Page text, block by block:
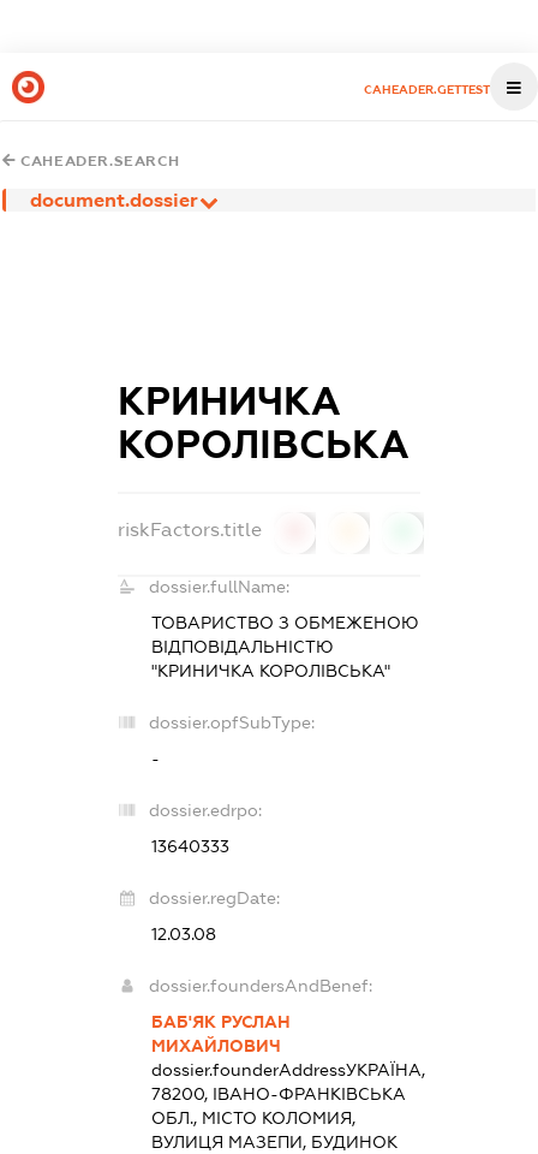
CAHEADER.GETTEST
CAHEADER.SEARCH
document.dossier
КРИНИЧКА
КОРОЛІВСЬКА
riskFactors.title
dossier.fullName:
ТОВАРИСТВО З ОБМЕЖЕНОЮ
ВІДПОВІДАЛЬНІСТЮ
"КРИНИЧКА КОРОЛІВСЬКА"
dossier.opfSubType:
-
dossier.edrpo:
13640333
dossier.regDate:
12.03.08
dossier.foundersAndBenef:
БАБ'ЯК РУСЛАН
МИХАЙЛОВИЧ
dossier.founderAddressУКРАЇНА,
78200, ІВАНО-ФРАНКІВСЬКА
ОБЛ., МІСТО КОЛОМИЯ,
ВУЛИЦЯ МАЗЕПИ, БУДИНОК